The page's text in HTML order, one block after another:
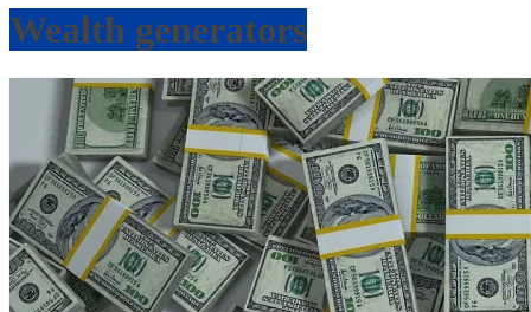
Wealth generators